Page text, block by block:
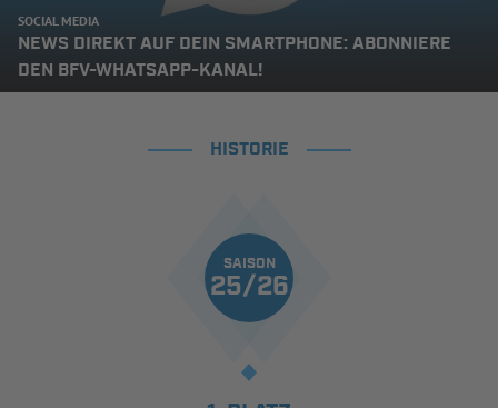
SOCIAL MEDIA
NEWS DIREKT AUF DEIN SMARTPHONE: ABONNIERE
DEN BFV-WHATSAPP-KANAL!
HISTORIE
SAISON
25/26